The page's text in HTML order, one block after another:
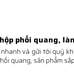
phối quang,
nhanh và gửi tới quý
quang, sản phẩm